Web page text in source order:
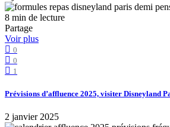
8 min de lecture
Partage
Voir plus
0
0
1
Prévisions d’affluence 2025, visiter Disneyland
2 janvier 2025